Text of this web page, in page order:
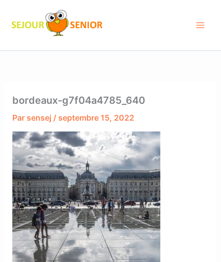
contenu
bordeaux-g7f04a4785_640
Par sensej / septembre 15, 2022